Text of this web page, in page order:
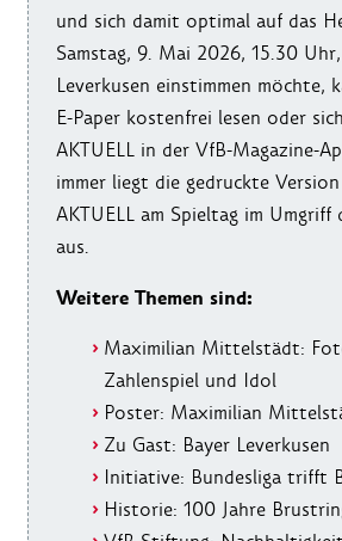
und sich damit optimal auf das
Samstag, 9. Mai 2026, 15.30
Leverkusen einstimmen möchte,
E-Paper kostenfrei lesen oder
AKTUELL in der VfB-Magazine-
immer liegt die gedruckte
AKTUELL am Spieltag im Umgriff
aus.
Weitere Themen sind:
Maximilian Mittelstädt:
Zahlenspiel und Idol
Poster: Maximilian
Zu Gast: Bayer Leverkusen
Initiative: Bundesliga trifft
Historie: 100 Jahre